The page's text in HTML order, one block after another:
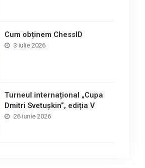
Cum obținem ChessID
3 iulie 2026
Turneul internațional „Cupa
Dmitri Svetușkin”, ediția V
26 iunie 2026